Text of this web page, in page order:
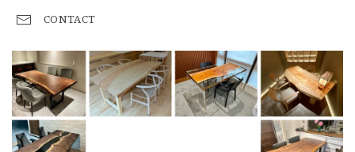
CONTACT